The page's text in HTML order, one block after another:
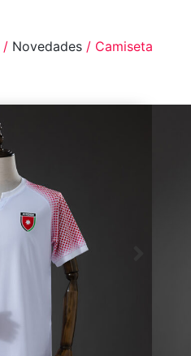
/ Novedades / Camiseta